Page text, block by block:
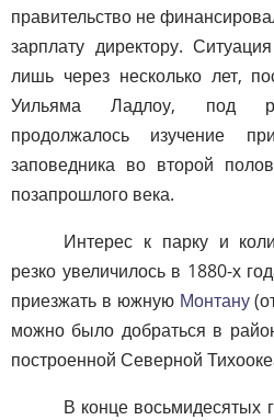
правительство не
зарплату директору.
лишь через несколько лет,
Уильяма Ладлоу, под
продолжалось изучение
заповедника во второй
позапрошлого века.
Интерес к парку и
резко увеличилось в 1880-х
приезжать в южную Монтану
можно было добраться в
построенной Северной
В конце восьмидесятых